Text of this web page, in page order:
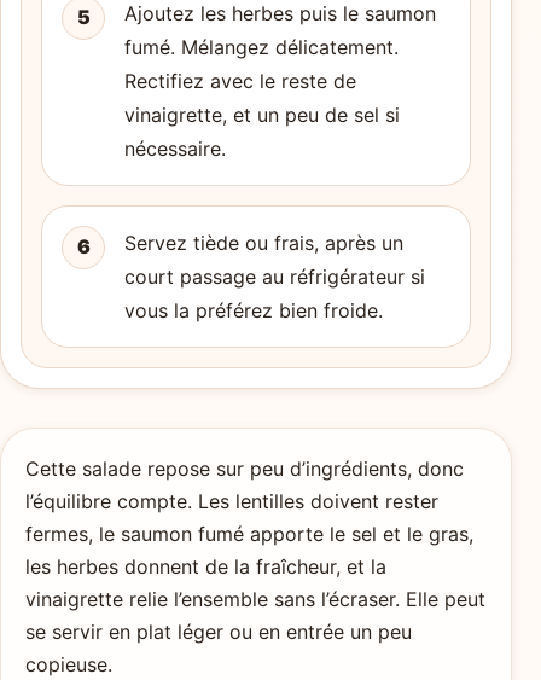
5
Ajoutez les herbes puis le saumon
fumé. Mélangez délicatement.
Rectifiez avec le reste de
vinaigrette, et un peu de sel si
nécessaire.
6
Servez tiède ou frais, après un
court passage au réfrigérateur si
vous la préférez bien froide.
Cette salade repose sur peu d’ingrédients, donc
l’équilibre compte. Les lentilles doivent rester
fermes, le saumon fumé apporte le sel et le gras,
les herbes donnent de la fraîcheur, et la
vinaigrette relie l’ensemble sans l’écraser. Elle peut
se servir en plat léger ou en entrée un peu
copieuse.